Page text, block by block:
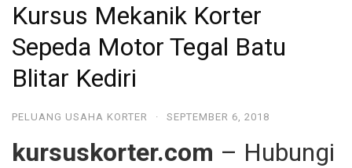
Kursus Mekanik Korter
Sepeda Motor Tegal Batu
Blitar Kediri
PELUANG USAHA KORTER · SEPTEMBER 6, 2018
kursuskorter.com – Hubungi